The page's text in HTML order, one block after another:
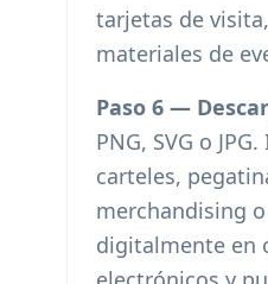
tarjetas de
materiales de
Paso 6 —
PNG, SVG o
carteles,
merchandising
digitalmente en